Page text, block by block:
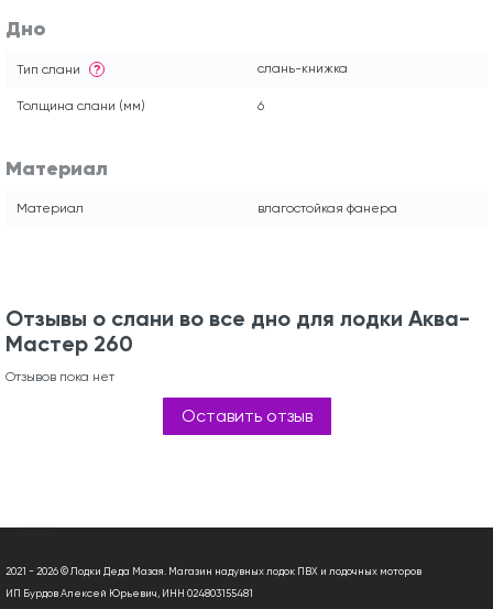
Дно
Тип слани ? слань-книжка
Толщина слани (мм) 6
Материал
Материал влагостойкая фанера
Отзывы о слани во все дно для лодки Аква-
Мастер 260
Отзывов пока нет
Оставить отзыв
2021 - 2026 © Лодки Деда Мазая. Магазин надувных лодок ПВХ и лодочных моторов
ИП Бурдов Алексей Юрьевич, ИНН 024803155481